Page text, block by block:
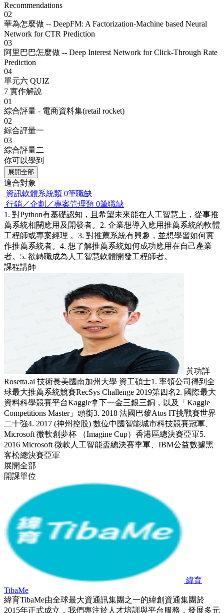
Recommendations
02
華為怎麼做 -- DeepFM: A Factorization-Machine based Neural
Network for CTR Prediction
03
阿里巴巴怎麼做 -- Deep Interest Network for Click-Through Rate
Prediction
04
單元六 QUIZ
7 實作解說
01
綜合評量 - 電商資料集(retail rocket)
02
綜合評量一
03
綜合評量二
你可以學到
展開全部
適合對象
資訊軟體系統類 0筆職缺
行銷／企劃／專案管理類 0筆職缺
1. 對Python有基礎認知，且希望未來能在人工智慧上，從事推
薦系統相關應用及開發者。2. 企業想導入應用推薦系統的軟體
工程師或專案經理 。3. 對推薦系統有興趣，並想學習如何實
作推薦系統者。4. 想了解推薦系統如何成功應用在自己產業
者。5. 欲轉職成為人工智慧軟體開發工程師者。
課程講師
黃功詳
Rosetta.ai 技術長美國南加州大學 資工碩士1. 率領公司得到全
球最大推薦系統競賽RecSys Challenge 2019第四名2. 國際最大
資料科學競賽平台Kaggle拿下一金三銀三銅，以及「Kaggle
Competitions Master」頭銜3. 2018 法國巴黎Atos IT挑戰賽世界
二十強4. 2017 (神州控股) 數位中國智能城市科技競賽冠軍、
Microsoft 微軟創夢杯 （Imagine Cup）香港區總決賽亞軍5.
2016 Microsoft 微軟人工智能盃總決賽季軍、IBM公益數據黑
客松總決賽亞軍
展開全部
開課單位
緯育
TibaMe
緯育TibaMe由全球最大資通訊集團之一的緯創資通集團於
2015年正式成立，我們專注於人才培訓與平台服務，發展多元